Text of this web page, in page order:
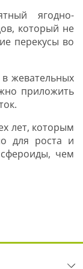
ягодно-
который не
перекусы во
жевательных
приложить
лет, которым
для роста и
чем